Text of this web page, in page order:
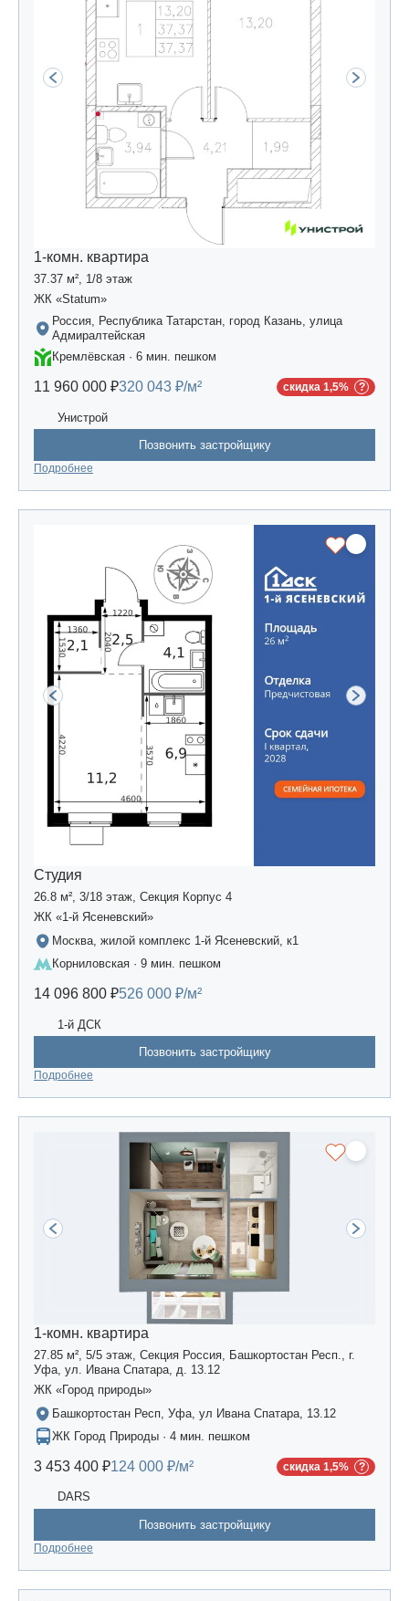
1-комн. квартира
37.37 м², 1/8 этаж
ЖК «Statum»
Россия, Республика Татарстан, город Казань, улица
Адмиралтейская
Кремлёвская · 6 мин. пешком
11 960 000 ₽320 043 ₽/м² скидка 1,5%
Унистрой
Позвонить застройщику
Подробнее
Студия
26.8 м², 3/18 этаж, Секция Корпус 4
ЖК «1-й Ясеневский»
Москва, жилой комплекс 1-й Ясеневский, к1
Корниловская · 9 мин. пешком
14 096 800 ₽526 000 ₽/м²
1-й ДСК
Позвонить застройщику
Подробнее
1-комн. квартира
27.85 м², 5/5 этаж, Секция Россия, Башкортостан Респ., г.
Уфа, ул. Ивана Спатара, д. 13.12
ЖК «Город природы»
Башкортостан Респ, Уфа, ул Ивана Спатара, 13.12
ЖК Город Природы · 4 мин. пешком
3 453 400 ₽124 000 ₽/м² скидка 1,5%
DARS
Позвонить застройщику
Подробнее